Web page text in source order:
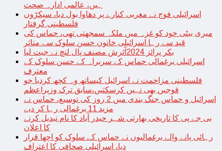
ہیں، عالمی ادارہ صحت
اسرائیلی فوج نے مغربی کنارے پر دھاوا بول دیا، سیکڑوں
فلسطینی گرفتار
میری بیٹی خود کو غزہ میں ملکہ سمجھتی تھی، حماس کی
قید سے رہا اسرائیلی خاتون حسن سلوک سے متاثر
بکر پرائز 2024آئرش مصنف پال لنچ نے جیت لیا
اسرائیلی یرغمالی حماس کے سربراہ کے حسن سلوک کے
معترف
فلسطینی مزاحمت نے اسرائیل کیساتھ وہ کچھ کردیا جو
فوجیں بھی نہیں کرسکتیں،سابق ترک وزیراعظم
اسرائیل و حماس جنگ بندی میں 2 روز کی توسیع، حماس نے
مزید 11 یرغمالی رہا کر دیے
بی جے پی کا تاریخی بھارتی شہر حیدر آباد کا نام تبدیل کرنے
کا اعلان
رہائی پانے والے یرغمالیوں نے حماس کے سلوک کو اچھا قرار
دیا، اسرائیلی صحافی کا اعتراف